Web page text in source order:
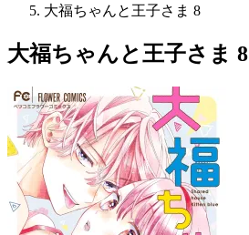
大福ちゃんと王子さま 8
大福ちゃんと王子さま 8